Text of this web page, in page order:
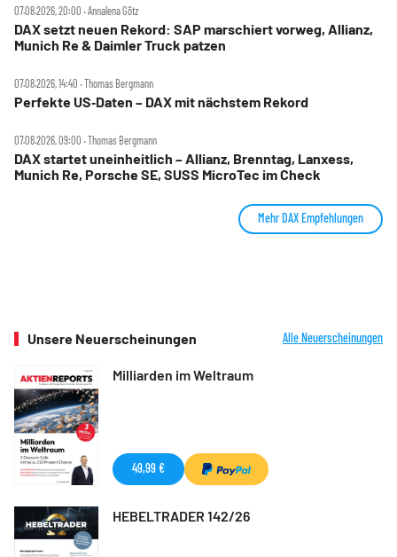
07.08.2026, 20:00 ‧ Annalena Götz
DAX setzt neuen Rekord: SAP marschiert vorweg, Allianz,
Munich Re & Daimler Truck patzen
07.08.2026, 14:40 ‧ Thomas Bergmann
Perfekte US‑Daten – DAX mit nächstem Rekord
07.08.2026, 09:00 ‧ Thomas Bergmann
DAX startet uneinheitlich – Allianz, Brenntag, Lanxess,
Munich Re, Porsche SE, SUSS MicroTec im Check
Mehr DAX Empfehlungen
Unsere Neuerscheinungen Alle Neuerscheinungen
Milliarden im Weltraum
49,99 €
HEBELTRADER 142/26